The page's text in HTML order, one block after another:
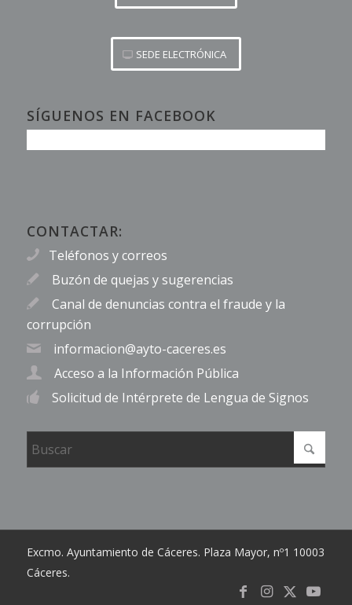
SEDE ELECTRÓNICA
SÍGUENOS EN FACEBOOK
CONTACTAR:
Teléfonos y correos
Buzón de quejas y sugerencias
Canal de denuncias contra el fraude y la
corrupción
informacion@ayto-caceres.es
Acceso a la Información Pública
Solicitud de Intérprete de Lengua de Signos
Excmo. Ayuntamiento de Cáceres. Plaza Mayor, nº1 10003
Cáceres.